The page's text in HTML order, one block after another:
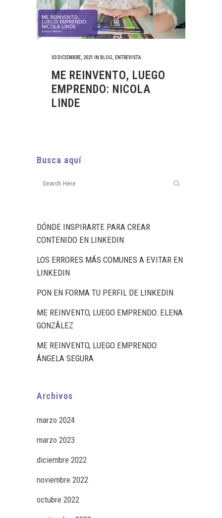
03 DICIEMBRE, 2021 IN BLOG ENTREVISTA
ME REINVENTO, LUEGO
EMPRENDO: NICOLA
LINDE
Busca aquí
DÓNDE INSPIRARTE PARA CREAR
CONTENIDO EN LINKEDIN
LOS ERRORES MÁS COMUNES A EVITAR EN
LINKEDIN
PON EN FORMA TU PERFIL DE LINKEDIN
ME REINVENTO, LUEGO EMPRENDO: ELENA
GONZÁLEZ
ME REINVENTO, LUEGO EMPRENDO:
ÁNGELA SEGURA
Archivos
marzo 2024
marzo 2023
diciembre 2022
noviembre 2022
octubre 2022